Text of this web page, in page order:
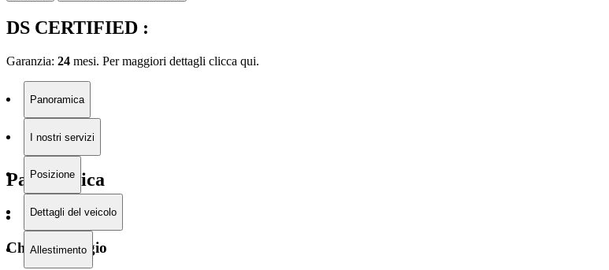
DS CERTIFIED :
Garanzia: 24 mesi. Per maggiori dettagli clicca qui.
Panoramica
I nostri servizi
Posizione
Dettagli del veicolo
Allestimento
Panoramica
Chilometraggio